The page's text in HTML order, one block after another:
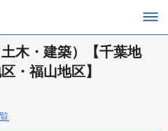
木・建築）【千葉地
・福山地区】